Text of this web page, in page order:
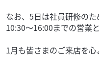
なお、5日は社員研修のた
10:30〜16:00までの営業と
1月も皆さまのご来店を